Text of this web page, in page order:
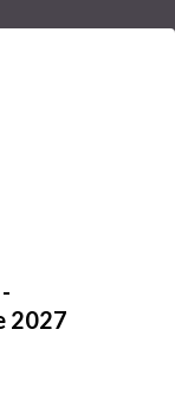
2027